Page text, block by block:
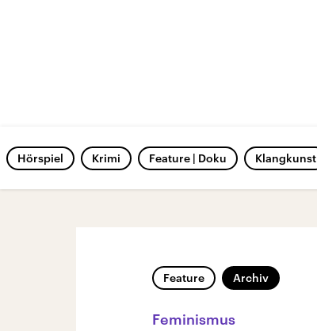
Hörspiel Krimi Feature | Doku Klangkunst
Feature Archiv
Feminismus